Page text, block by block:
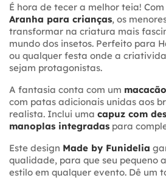
É hora de tecer a melhor teia!
Aranha para crianças, os
transformar na criatura mais
mundo dos insetos. Perfeito para
ou qualquer festa onde a
sejam protagonistas.
A fantasia conta com um
com patas adicionais unidas aos
realista. Inclui uma capuz com
manoplas integradas para
Este design Made by Funidelia
qualidade, para que seu pequeno
estilo em qualquer evento. Dê um